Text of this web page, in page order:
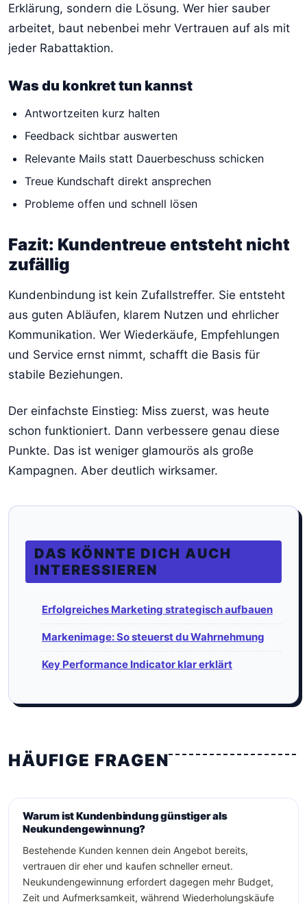
Erklärung, sondern die Lösung. Wer hier sauber
arbeitet, baut nebenbei mehr Vertrauen auf als mit
jeder Rabattaktion.
Was du konkret tun kannst
Antwortzeiten kurz halten
Feedback sichtbar auswerten
Relevante Mails statt Dauerbeschuss schicken
Treue Kundschaft direkt ansprechen
Probleme offen und schnell lösen
Fazit: Kundentreue entsteht nicht
zufällig
Kundenbindung ist kein Zufallstreffer. Sie entsteht
aus guten Abläufen, klarem Nutzen und ehrlicher
Kommunikation. Wer Wiederkäufe, Empfehlungen
und Service ernst nimmt, schafft die Basis für
stabile Beziehungen.
Der einfachste Einstieg: Miss zuerst, was heute
schon funktioniert. Dann verbessere genau diese
Punkte. Das ist weniger glamourös als große
Kampagnen. Aber deutlich wirksamer.
DAS KÖNNTE DICH AUCH
INTERESSIEREN
Erfolgreiches Marketing strategisch aufbauen
Markenimage: So steuerst du Wahrnehmung
Key Performance Indicator klar erklärt
HÄUFIGE FRAGEN
Warum ist Kundenbindung günstiger als
Neukundengewinnung?
Bestehende Kunden kennen dein Angebot bereits,
vertrauen dir eher und kaufen schneller erneut.
Neukundengewinnung erfordert dagegen mehr Budget,
Zeit und Aufmerksamkeit, während Wiederholungskäufe